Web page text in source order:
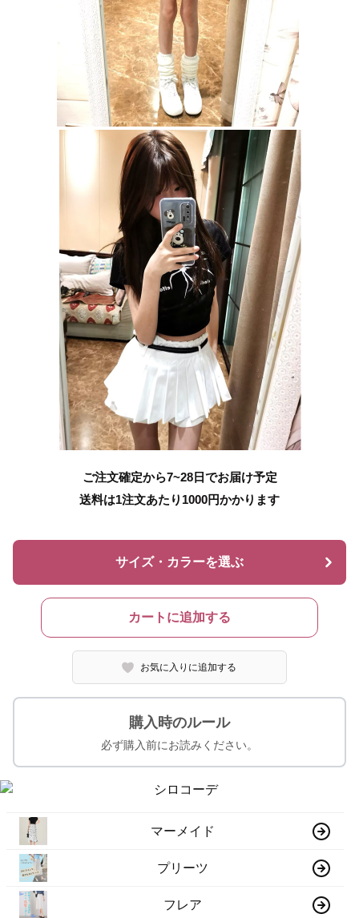
ご注文確定から7~28日でお届け予定
送料は1注文あたり 1000円かかります
サイズ・カラーを選ぶ
カートに追加する
お気に入りに追加する
購入時のルール
必ず購入前にお読みください。
マーメイド
プリーツ
フレア